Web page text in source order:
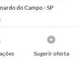
Sugerir oferta
do Campo - SP